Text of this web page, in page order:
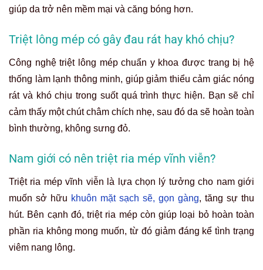
giúp da trở nên mềm mại và căng bóng hơn.
Triệt lông mép có gây đau rát hay khó chịu?
Công nghệ triệt lông mép chuẩn y khoa được trang bị hệ
thống làm lạnh thông minh, giúp giảm thiểu cảm giác nóng
rát và khó chịu trong suốt quá trình thực hiện. Bạn sẽ chỉ
cảm thấy một chút châm chích nhẹ, sau đó da sẽ hoàn toàn
bình thường, không sưng đỏ.
Nam giới có nên triệt ria mép vĩnh viễn?
Triệt ria mép vĩnh viễn là lựa chọn lý tưởng cho nam giới
muốn sở hữu khuôn mặt sạch sẽ, gọn gàng, tăng sự thu
hút. Bên cạnh đó, triệt ria mép còn giúp loại bỏ hoàn toàn
phần ria không mong muốn, từ đó giảm đáng kể tình trạng
viêm nang lông.